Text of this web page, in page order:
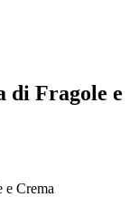
di Fragole e
e Crema